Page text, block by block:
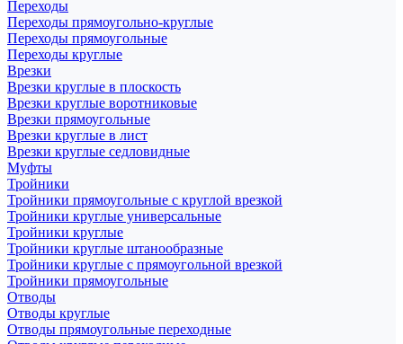
Переходы
Переходы прямоугольно-круглые
Переходы прямоугольные
Переходы круглые
Врезки
Врезки круглые в плоскость
Врезки круглые воротниковые
Врезки прямоугольные
Врезки круглые в лист
Врезки круглые седловидные
Муфты
Тройники
Тройники прямоугольные с круглой врезкой
Тройники круглые универсальные
Тройники круглые
Тройники круглые штанообразные
Тройники круглые с прямоугольной врезкой
Тройники прямоугольные
Отводы
Отводы круглые
Отводы прямоугольные переходные